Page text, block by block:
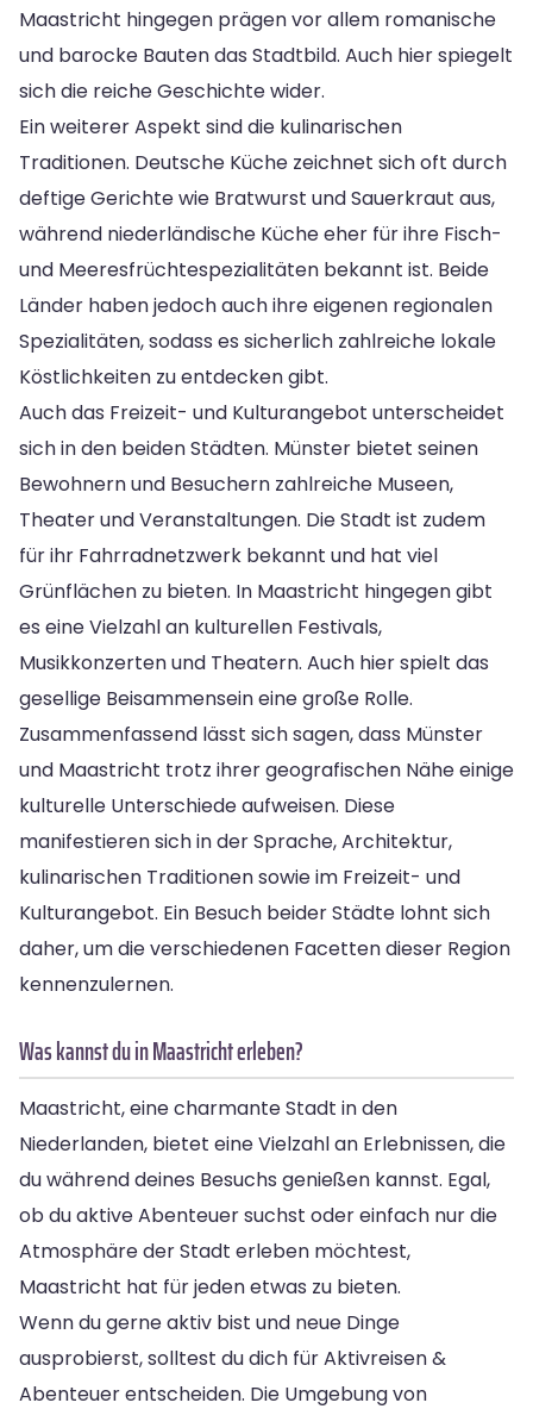
Maastricht hingegen prägen vor allem romanische
und barocke Bauten das Stadtbild. Auch hier spiegelt
sich die reiche Geschichte wider.
Ein weiterer Aspekt sind die kulinarischen
Traditionen. Deutsche Küche zeichnet sich oft durch
deftige Gerichte wie Bratwurst und Sauerkraut aus,
während niederländische Küche eher für ihre Fisch-
und Meeresfrüchtespezialitäten bekannt ist. Beide
Länder haben jedoch auch ihre eigenen regionalen
Spezialitäten, sodass es sicherlich zahlreiche lokale
Köstlichkeiten zu entdecken gibt.
Auch das Freizeit- und Kulturangebot unterscheidet
sich in den beiden Städten. Münster bietet seinen
Bewohnern und Besuchern zahlreiche Museen,
Theater und Veranstaltungen. Die Stadt ist zudem
für ihr Fahrradnetzwerk bekannt und hat viel
Grünflächen zu bieten. In Maastricht hingegen gibt
es eine Vielzahl an kulturellen Festivals,
Musikkonzerten und Theatern. Auch hier spielt das
gesellige Beisammensein eine große Rolle.
Zusammenfassend lässt sich sagen, dass Münster
und Maastricht trotz ihrer geografischen Nähe einige
kulturelle Unterschiede aufweisen. Diese
manifestieren sich in der Sprache, Architektur,
kulinarischen Traditionen sowie im Freizeit- und
Kulturangebot. Ein Besuch beider Städte lohnt sich
daher, um die verschiedenen Facetten dieser Region
kennenzulernen.
Was kannst du in Maastricht erleben?
Maastricht, eine charmante Stadt in den
Niederlanden, bietet eine Vielzahl an Erlebnissen, die
du während deines Besuchs genießen kannst. Egal,
ob du aktive Abenteuer suchst oder einfach nur die
Atmosphäre der Stadt erleben möchtest,
Maastricht hat für jeden etwas zu bieten.
Wenn du gerne aktiv bist und neue Dinge
ausprobierst, solltest du dich für Aktivreisen &
Abenteuer entscheiden. Die Umgebung von